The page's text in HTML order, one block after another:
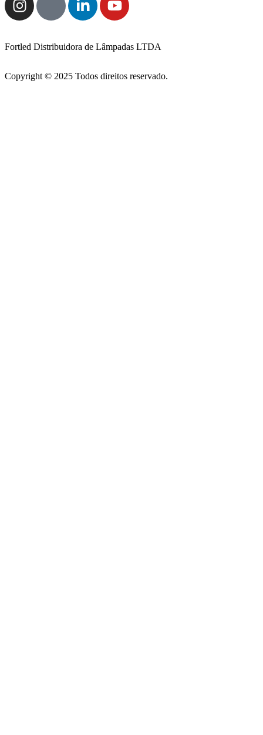
Fortled Distribuidora de Lâmpadas LTDA
Copyright © 2025 Todos direitos reservado.